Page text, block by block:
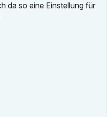
da so eine Einstellung für